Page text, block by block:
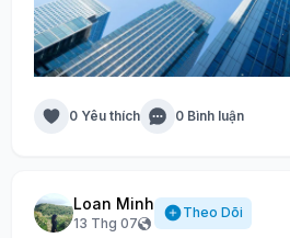
0 Yêu thích 0 Bình luận
Loan Minh
13 Thg 07
Theo Dõi